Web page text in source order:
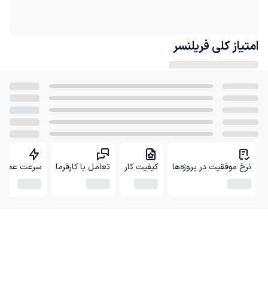
امتیاز کلی فریلنسر
نرخ موفقیت در پروژه‌ها کیفیت کار تعامل با کارفرما سرعت عمل